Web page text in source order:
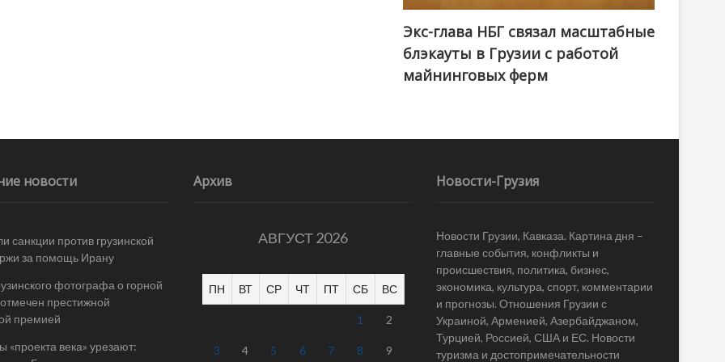
Экс-глава НБГ связал масштабные
блэкауты в Грузии с работой
майнинговых ферм
новости
санкции против грузинской
за помощь Ирану
фотографа о горной
престижной
премией
«проекта века» урезают:
Архив
АВГУСТ 2026
ПН ВТ СР ЧТ ПТ СБ ВС
1 2
3 4 5 6 7 8 9
Новости-Грузия
Новости Грузии, Кавказа. Картина дня –
главные события, конфликты и
происшествия, политика, бизнес,
экономика, культура, спорт, комментарии
и прогнозы. Отношения Грузии с
Украиной, Арменией, Азербайджаном,
Турцией, Россией, США и ЕС. Новости
туризма и достопримечательности